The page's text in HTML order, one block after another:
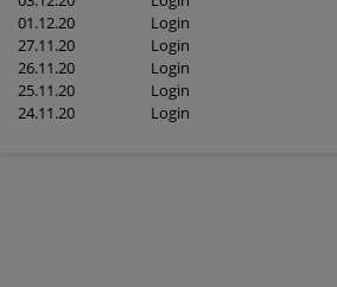
01.12.20
Login
27.11.20
Login
26.11.20
Login
25.11.20
Login
24.11.20
Login